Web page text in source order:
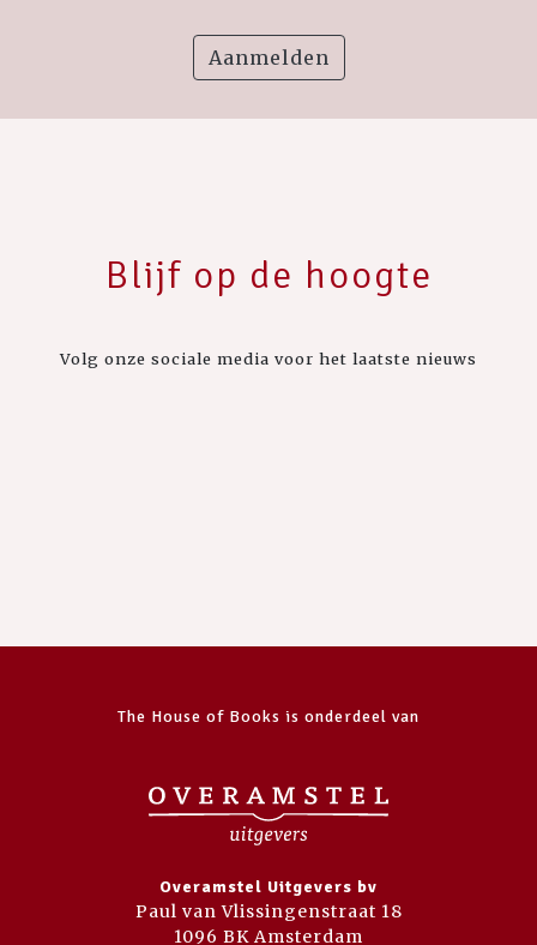
Aanmelden
Blijf op de hoogte
Volg onze sociale media voor het laatste nieuws
The House of Books is onderdeel van
Overamstel Uitgevers bv
Paul van Vlissingenstraat 18
1096 BK Amsterdam